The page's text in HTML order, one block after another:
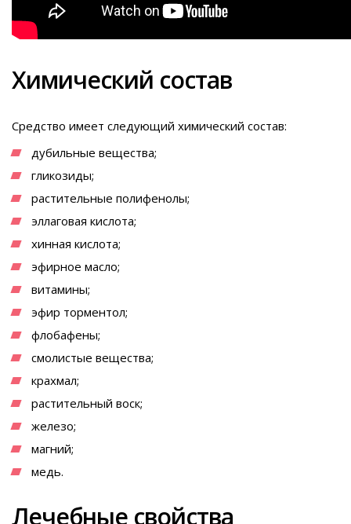
Химический состав
Средство имеет следующий химический состав:
дубильные вещества;
гликозиды;
растительные полифенолы;
эллаговая кислота;
хинная кислота;
эфирное масло;
витамины;
эфир торментол;
флобафены;
смолистые вещества;
крахмал;
растительный воск;
железо;
магний;
медь.
Лечебные свойства